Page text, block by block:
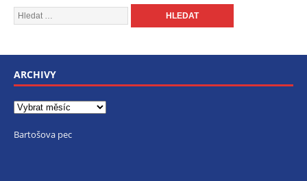
ARCHIVY
Bartošova pec